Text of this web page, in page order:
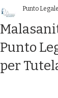
Punto
per
Punto